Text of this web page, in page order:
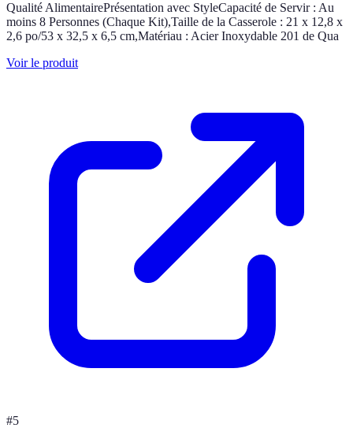
Qualité AlimentairePrésentation avec StyleCapacité de Servir : Au
moins 8 Personnes (Chaque Kit),Taille de la Casserole : 21 x 12,8 x
2,6 po/53 x 32,5 x 6,5 cm,Matériau : Acier Inoxydable 201 de Qua
Voir le produit
#5